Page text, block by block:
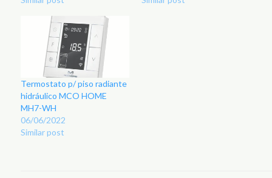
Termostato p/ piso radiante
hidráulico MCO HOME
MH7-WH
06/06/2022
Similar post